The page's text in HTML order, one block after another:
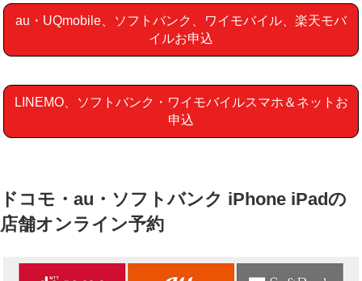
au・UQmobile、ソフトバンク、ワイモバイル、楽天モバ
イルお申込
LINEMO、ソフトバンク・ワイモバイルスマホ＆ネット お
申込
ドコモ・au・ソフトバンク iPhone iPadの
店舗オンライン予約